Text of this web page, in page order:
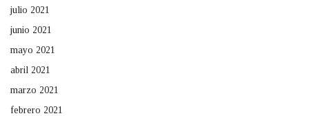
julio 2021
junio 2021
mayo 2021
abril 2021
marzo 2021
febrero 2021